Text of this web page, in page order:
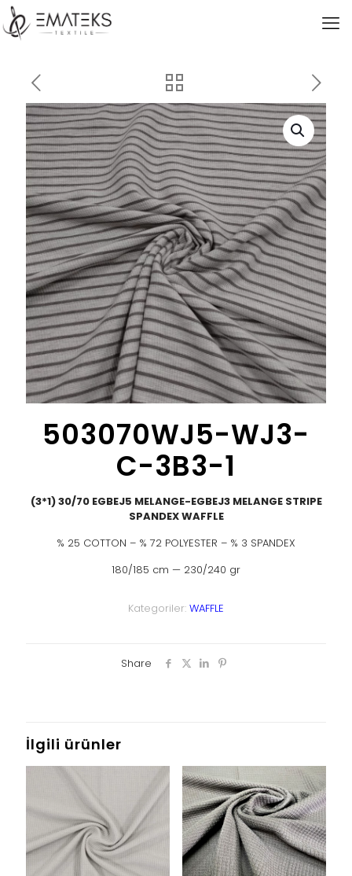
503070WJ5-WJ3-
C-3B3-1
(3*1) 30/70 EGBEJ5 MELANGE-EGBEJ3 MELANGE STRIPE
SPANDEX WAFFLE
% 25 COTTON – % 72 POLYESTER – % 3 SPANDEX
180/185 cm — 230/240 gr
Kategoriler: WAFFLE
Share
İlgili ürünler